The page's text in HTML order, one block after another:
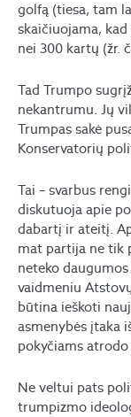
golfą (tiesa, tam
skaičiuojama,
nei 300 kartų (žr.
Tad Trumpo
nekantrumu. Jų
Trumpas sakė
Konservatorių
Tai – svarbus
diskutuoja apie
dabartį ir ateitį.
mat partija ne tik
neteko
vaidmeniu
būtina ieškoti
asmenybės įtaka
pokyčiams
Ne veltui pats
trumpizmo